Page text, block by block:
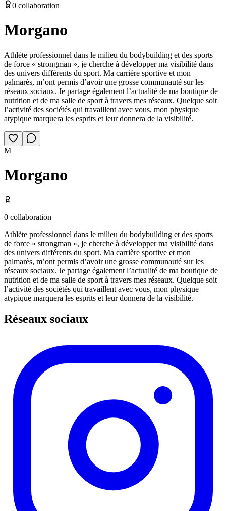
0 collaboration
Morgano
Athlète professionnel dans le milieu du bodybuilding et des sports
de force « strongman », je cherche à développer ma visibilité dans
des univers différents du sport. Ma carrière sportive et mon
palmarès, m’ont permis d’avoir une grosse communauté sur les
réseaux sociaux. Je partage également l’actualité de ma boutique de
nutrition et de ma salle de sport à travers mes réseaux. Quelque soit
l’activité des sociétés qui travaillent avec vous, mon physique
atypique marquera les esprits et leur donnera de la visibilité.
M
Morgano
0 collaboration
Athlète professionnel dans le milieu du bodybuilding et des sports
de force « strongman », je cherche à développer ma visibilité dans
des univers différents du sport. Ma carrière sportive et mon
palmarès, m’ont permis d’avoir une grosse communauté sur les
réseaux sociaux. Je partage également l’actualité de ma boutique de
nutrition et de ma salle de sport à travers mes réseaux. Quelque soit
l’activité des sociétés qui travaillent avec vous, mon physique
atypique marquera les esprits et leur donnera de la visibilité.
Réseaux sociaux